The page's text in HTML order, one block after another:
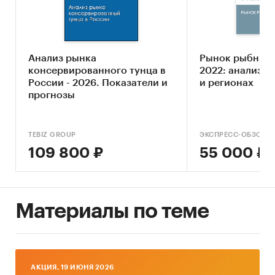
привлекательности рынка рыбных
консервов
Составление прогноза развития рынка до
2030 г.
Основные блоки исследования:
Обзор российского рынка рыбных
Конкурентный анализ на рынке рыбных
консервов
Анализ производства рыбных консервов
Анализ потребления рыбных консервов
Ценовой анализ
Оценка факторов инвестиционной
привлекательности рынка
Динамика и прогноз внешнеторговых
Анализ рынка
консервированного тунца в
России - 2026. Показатели и
прогнозы
TEBIZ GROUP
109 800 ₽
Рынок рыбных
2022: анализ
и регионах
ЭКСПРЕСС-ОБЗОР
55 000 ₽
Материалы по теме
AКЦИЯ, 19 ИЮНЯ 2026